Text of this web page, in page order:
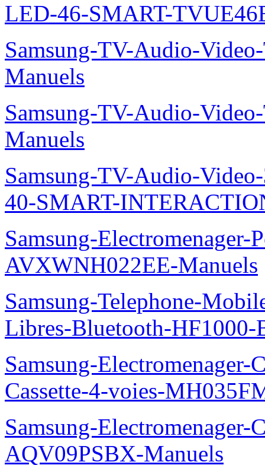
LED-46-SMART-
Samsung-TV-Audio-
Manuels
Samsung-TV-Audio-
Manuels
Samsung-TV-Audio-
40-SMART-
Samsung-
AVXWNH022EE-Manuels
Samsung-Telephone-
Libres-Bluetooth-HF1000-
Samsung-Electromenager-
Cassette-4-voies-
Samsung-Electromenager-
AQV09PSBX-Manuels